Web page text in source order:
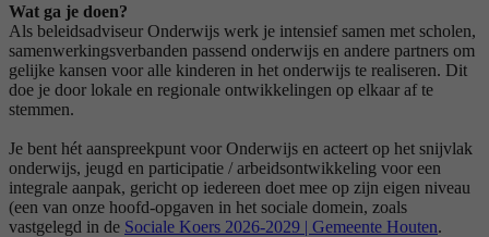
Wat ga je doen?
Als beleidsadviseur Onderwijs werk je intensief samen met scholen,
samenwerkingsverbanden passend onderwijs en andere partners om
gelijke kansen voor alle kinderen in het onderwijs te realiseren. Dit
doe je door lokale en regionale ontwikkelingen op elkaar af te
stemmen.
Je bent hét aanspreekpunt voor Onderwijs en acteert op het snijvlak
onderwijs, jeugd en participatie / arbeidsontwikkeling voor een
integrale aanpak, gericht op iedereen doet mee op zijn eigen niveau
(een van onze hoofd-opgaven in het sociale domein, zoals
vastgelegd in de Sociale Koers 2026-2029 | Gemeente Houten.